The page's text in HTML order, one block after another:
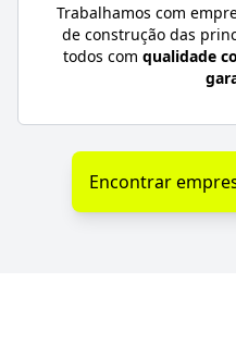
Trabalhamos com
de construção das
todos com qualidade
Encontrar